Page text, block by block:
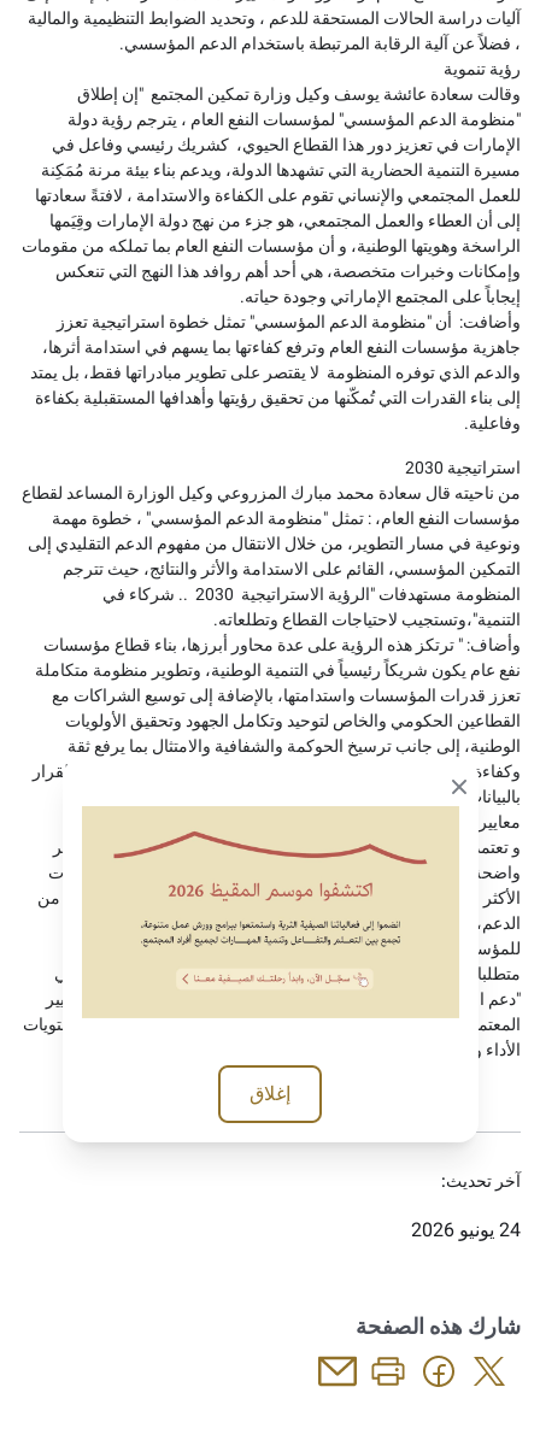
آليات دراسة الحالات المستحقة للدعم ، وتحديد الضوابط التنظيمية والمالية
، فضلاً عن آلية الرقابة المرتبطة باستخدام الدعم المؤسسي.
رؤية تنموية
وقالت سعادة عائشة يوسف وكيل وزارة تمكين المجتمع "إن إطلاق
"منظومة الدعم المؤسسي" لمؤسسات النفع العام ، يترجم رؤية دولة
الإمارات في تعزيز دور هذا القطاع الحيوي، كشريك رئيسي وفاعل في
مسيرة التنمية الحضارية التي تشهدها الدولة، ويدعم بناء بيئة مرنة مُمَكِنة
للعمل المجتمعي والإنساني تقوم على الكفاءة والاستدامة ، لافتةً سعادتها
إلى أن العطاء والعمل المجتمعي، هو جزء من نهج دولة الإمارات وقِيَمها
الراسخة وهويتها الوطنية، و أن مؤسسات النفع العام بما تملكه من مقومات
وإمكانات وخبرات متخصصة، هي أحد أهم روافد هذا النهج التي تنعكس
إيجاباً على المجتمع الإماراتي وجودة حياته.
وأضافت: أن "منظومة الدعم المؤسسي" تمثل خطوة استراتيجية تعزز
جاهزية مؤسسات النفع العام وترفع كفاءتها بما يسهم في استدامة أثرها،
والدعم الذي توفره المنظومة لا يقتصر على تطوير مبادراتها فقط، بل يمتد
إلى بناء القدرات التي تُمكّنها من تحقيق رؤيتها وأهدافها المستقبلية بكفاءة
وفاعلية.
استراتيجية 2030
من ناحيته قال سعادة محمد مبارك المزروعي وكيل الوزارة المساعد لقطاع
مؤسسات النفع العام، : تمثل "منظومة الدعم المؤسسي" ، خطوة مهمة
ونوعية في مسار التطوير، من خلال الانتقال من مفهوم الدعم التقليدي إلى
التمكين المؤسسي، القائم على الاستدامة والأثر والنتائج، حيث تترجم
المنظومة مستهدفات "الرؤية الاستراتيجية 2030 .. شركاء في
التنمية"،وتستجيب لاحتياجات القطاع وتطلعاته.
وأضاف: " ترتكز هذه الرؤية على عدة محاور أبرزها، بناء قطاع مؤسسات
نفع عام يكون شريكاً رئيسياً في التنمية الوطنية، وتطوير منظومة متكاملة
تعزز قدرات المؤسسات واستدامتها، بالإضافة إلى توسيع الشراكات مع
القطاعين الحكومي والخاص لتوحيد وتكامل الجهود وتحقيق الأولويات
الوطنية، إلى جانب ترسيخ الحوكمة والشفافية والامتثال بما يرفع ثقة
وكفاءة القطاع، وقيادة خطط مستقبلية نحو تحول رقمي يدعم اتخاذ القرار
بالبيانات وقياس الأثر لتحقيق نتائج مجتمعية مستدامة.
معايير الاستحقاق
و تعتمد "منظومة الدعم المؤسسي" لمؤسسات النفع العام، على معايير
واضحة تستهدف تقديم دعم لـلمؤسسات، لضمان توجيهها نحو المبادرات
الأكثر فاعلية واستدامة، بما يسهم في تطوير القطاع ، وتتضمن نوعين من
الدعم، الأول "الدعم المؤسسي"، وهو دعم مالي يُصرف لمرة واحدة
للمؤسسات حديثة الإشهار بقيمة 50 ألف درهم، لتمكينها من استكمال
متطلبات التأسيس والانطلاق في تنفيذ برامجها وأنشطتها، والنوع الثاني
"دعم التمكين المؤسسي" الذي يستهدف المؤسسات المستوفية للمعايير
المعتمدة، ، من خلال شرائح تمويل تصل إلى 400 ألف درهم وفق مستويات
الأداء والجاهزية المؤسسية.
آخر تحديث:
24 يونيو 2026
شارك هذه الصفحة
Close modal
إغلاق